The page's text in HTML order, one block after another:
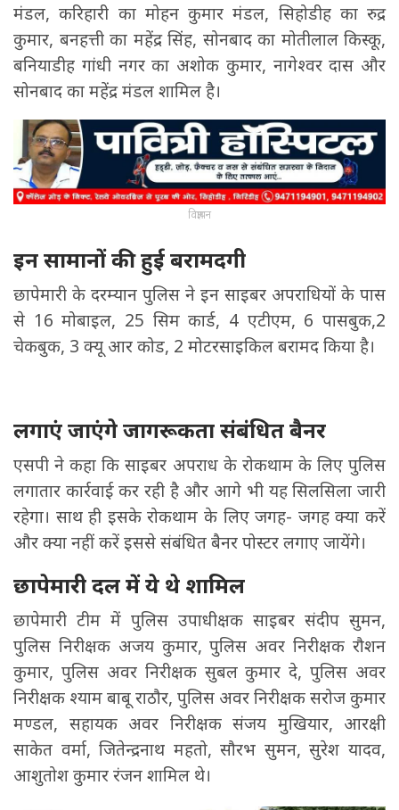
मंडल, करिहारी का मोहन कुमार मंडल, सिहोडीह का रुद्र
कुमार, बनहत्ती का महेंद्र सिंह, सोनबाद का मोतीलाल किस्कू,
बनियाडीह गांधी नगर का अशोक कुमार, नागेश्वर दास और
सोनबाद का महेंद्र मंडल शामिल है।
विज्ञापन
इन सामानों की हुई बरामदगी
छापेमारी के दरम्यान पुलिस ने इन साइबर अपराधियों के पास
से 16 मोबाइल, 25 सिम कार्ड, 4 एटीएम, 6 पासबुक,2
चेकबुक, 3 क्यू आर कोड, 2 मोटरसाइकिल बरामद किया है।
लगाएं जाएंगे जागरूकता संबंधित बैनर
एसपी ने कहा कि साइबर अपराध के रोकथाम के लिए पुलिस
लगातार कार्रवाई कर रही है और आगे भी यह सिलसिला जारी
रहेगा। साथ ही इसके रोकथाम के लिए जगह- जगह क्या करें
और क्या नहीं करें इससे संबंधित बैनर पोस्टर लगाए जायेंगे।
छापेमारी दल में ये थे शामिल
छापेमारी टीम में पुलिस उपाधीक्षक साइबर संदीप सुमन,
पुलिस निरीक्षक अजय कुमार, पुलिस अवर निरीक्षक रौशन
कुमार, पुलिस अवर निरीक्षक सुबल कुमार दे, पुलिस अवर
निरीक्षक श्याम बाबू राठौर, पुलिस अवर निरीक्षक सरोज कुमार
मण्डल, सहायक अवर निरीक्षक संजय मुखियार, आरक्षी
साकेत वर्मा, जितेन्द्रनाथ महतो, सौरभ सुमन, सुरेश यादव,
आशुतोश कुमार रंजन शामिल थे।